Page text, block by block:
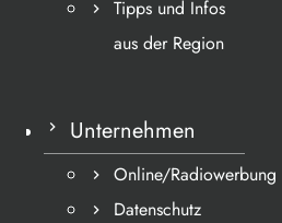
Tipps und Infos
aus der Region
Unternehmen
Online/Radiowerbung
Datenschutz